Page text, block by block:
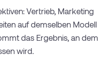
Vertrieb, Marketing
auf demselben Modell
das Ergebnis, an dem
wird.